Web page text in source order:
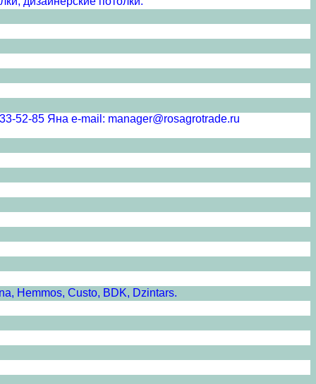
Яна e-mail: manager@rosagrotrade.ru
Hemmos, Custo, BDK, Dzintars.